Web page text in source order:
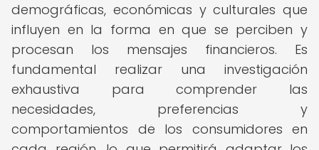
demográficas, económicas y culturales que
influyen en la forma en que se perciben y
procesan los mensajes financieros. Es
fundamental realizar una investigación
exhaustiva para comprender las
necesidades, preferencias y
comportamientos de los consumidores en